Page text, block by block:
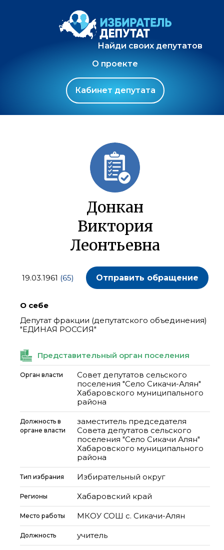
Найди своих депутатов
О проекте
Кабинет депутата
Донкан
Виктория
Леонтьевна
19.03.1961 (65) Отправить обращение
О себе
Депутат фракции (депутатского объединения)
"ЕДИНАЯ РОССИЯ"
Представительный орган поселения
Орган власти
Совет депутатов сельского
поселения "Село Сикачи-Алян"
Хабаровского муниципального
района
Должность в
органе власти
заместитель председателя
Совета депутатов сельского
поселения "Село Сикачи Алян"
Хабаровского муниципального
района
Тип избрания Избирательный округ
Регионы Хабаровский край
Место работы МКОУ СОШ с. Сикачи-Алян
Должность учитель